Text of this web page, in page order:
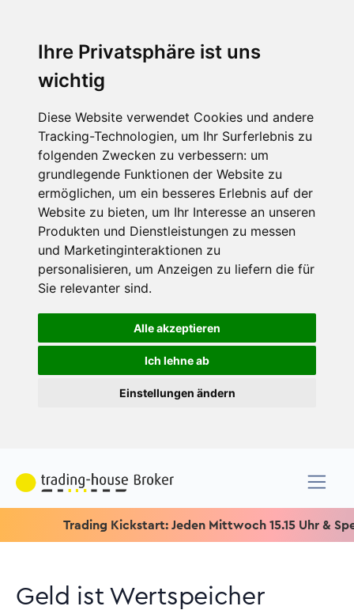
Ihre Privatsphäre ist uns
wichtig
Diese Website verwendet Cookies und andere
Tracking-Technologien, um Ihr Surferlebnis zu
folgenden Zwecken zu verbessern: um
grundlegende Funktionen der Website zu
ermöglichen, um ein besseres Erlebnis auf der
Website zu bieten, um Ihr Interesse an unseren
Produkten und Dienstleistungen zu messen
und Marketinginteraktionen zu
personalisieren, um Anzeigen zu liefern die für
Sie relevanter sind.
Alle akzeptieren
Ich lehne ab
Einstellungen ändern
Trading Kickstart: Jeden Mittwoch 15.15 Uhr & Speziell
Geld ist Wertspeicher